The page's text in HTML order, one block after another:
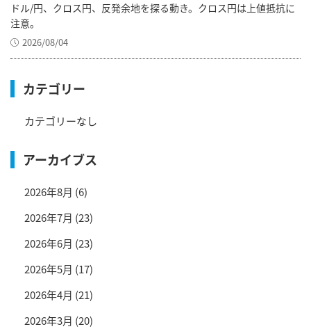
ドル/円、クロス円、反発余地を探る動き。クロス円は上値抵抗に
注意。
2026/08/04
カテゴリー
カテゴリーなし
アーカイブス
2026年8月 (6)
2026年7月 (23)
2026年6月 (23)
2026年5月 (17)
2026年4月 (21)
2026年3月 (20)